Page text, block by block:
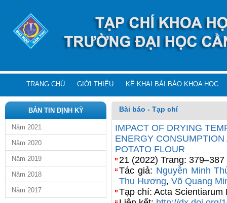
TRANG CHỦ GIỚI THIỆU KÊ KHAI BÀI BÁO KHOA HỌC
BẢN TIN ĐỊNH KỲ
Năm 2021
Năm 2020
Năm 2019
Năm 2018
Năm 2017
Bài báo - Tạp chí
IMPACT OF DRYING
ENERGY
POTATO FLOUR
21 (2022) Trang: 379–387
Tác giả: Nguyễn Minh
Thu Hương, Võ Quang
Tạp chí: Acta Scientiarum